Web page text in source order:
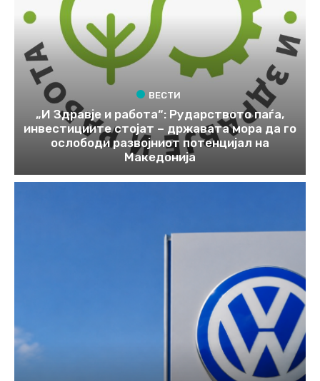
ВЕСТИ
„И Здравје и работа“: Рударството паѓа,
инвестициите стојат – државата мора да го
ослободи развојниот потенцијал на
Македонија